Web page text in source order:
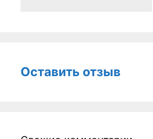
Оставить отзыв